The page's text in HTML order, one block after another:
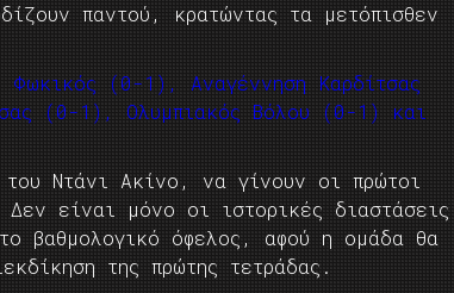
παντού, κρατώντας τα μετόπισθεν
(0-1), Αναγέννηση Καρδίτσας
(0-1), Ολυμπιακός Βόλου (0-1) και
Ντάνι Ακίνο, να γίνουν οι πρώτοι
είναι μόνο οι ιστορικές διαστάσεις
βαθμολογικό όφελος, αφού η ομάδα θα
της πρώτης τετράδας.